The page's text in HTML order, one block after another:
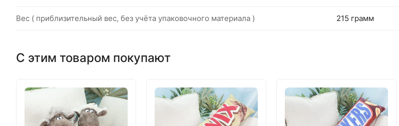
Вес ( приблизительный вес, без учёта упаковочного материала ) 215 грамм
С этим товаром покупают